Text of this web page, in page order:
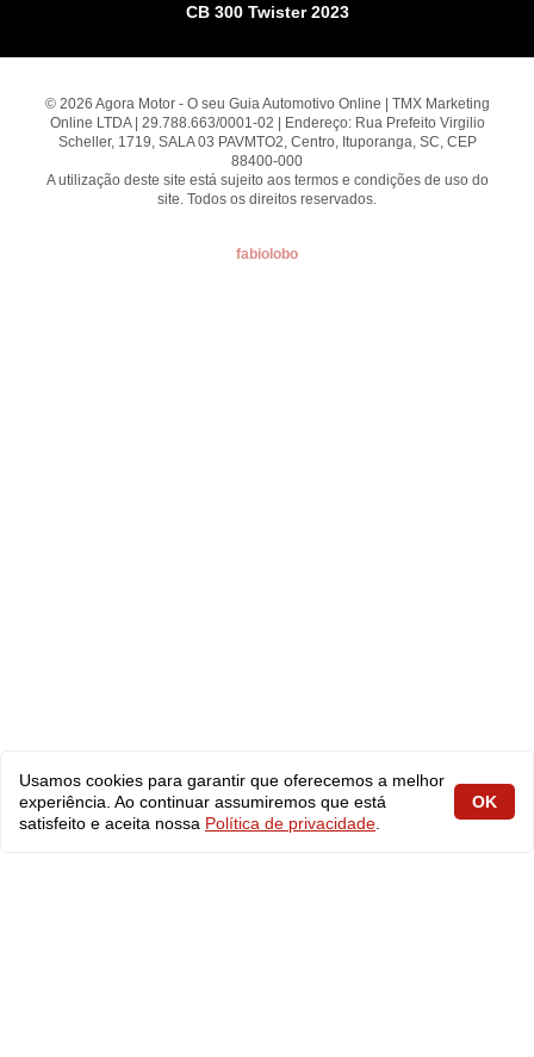
CB 300 Twister 2023
© 2026 Agora Motor - O seu Guia Automotivo Online | TMX Marketing
Online LTDA | 29.788.663/0001-02 | Endereço: Rua Prefeito Virgilio
Scheller, 1719, SALA 03 PAVMTO2, Centro, Ituporanga, SC, CEP
88400-000
A utilização deste site está sujeito aos termos e condições de uso do
site. Todos os direitos reservados.
fabiolobo
Usamos cookies para garantir que oferecemos a melhor
experiência. Ao continuar assumiremos que está
satisfeito e aceita nossa Política de privacidade
OK